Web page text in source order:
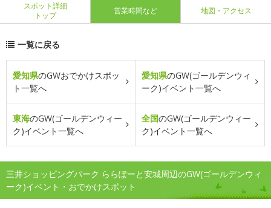
スポット詳細
トップ
営業時間など 地図・アクセス
一覧に戻る
愛知県のGWおでかけスポッ
ト一覧へ
愛知県のGW(ゴールデンウィ
ーク)イベント一覧へ
東海のGW(ゴールデンウィー
ク)イベント一覧へ
全国のGW(ゴールデンウィー
ク)イベント一覧へ
三井ショッピングパーク ららぽーと安城周辺のGW(ゴールデンウィ
ーク)イベント・おでかけスポット